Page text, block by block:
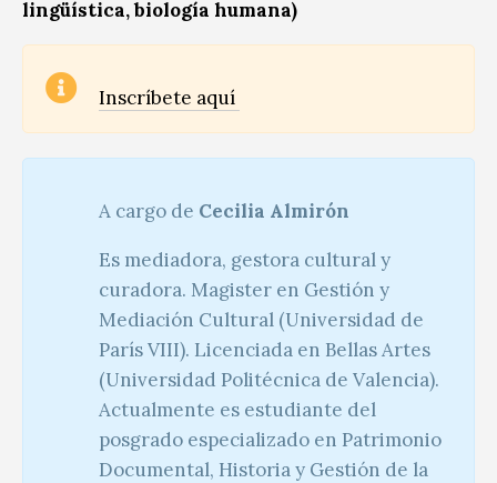
lingüística, biología humana)
Inscríbete aquí
A cargo de Cecilia Almirón
Es mediadora, gestora cultural y
curadora. Magister en Gestión y
Mediación Cultural (Universidad de
París VIII). Licenciada en Bellas Artes
(Universidad Politécnica de Valencia).
Actualmente es estudiante del
posgrado especializado en Patrimonio
Documental, Historia y Gestión de la